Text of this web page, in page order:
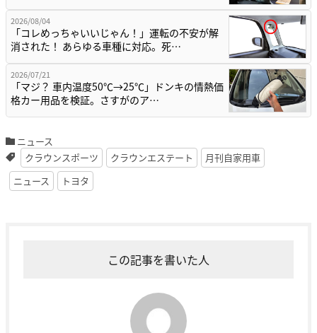
2026/08/04
「コレめっちゃいいじゃん！」運転の不安が解
消された！ あらゆる車種に対応。死…
2026/07/21
「マジ？ 車内温度50℃→25℃」ドンキの情熱価
格カー用品を検証。さすがのア…
ニュース
クラウンスポーツ
クラウンエステート
月刊自家用車
ニュース
トヨタ
この記事を書いた人